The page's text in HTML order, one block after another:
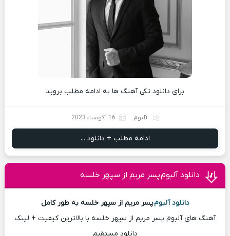
برای دانلود تکی آهنگ ها به ادامه مطلب بروید
آلبوم 16 آگوست 2023
ادامه مطلب + دانلود ...
دانلود آلبوم پسر مریم از سپهر خلسه
دانلود آلبومپسر مریم از سپهر خلسه به طور کامل
آهنگ های آلبوم پسر مریم از سپهر خلسه با بالاترین کیفیت + لینک
دانلود مستقیم